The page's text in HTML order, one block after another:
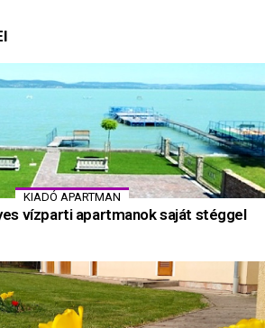
KIADÓ APARTMAN
vízparti apartmanok saját stéggel